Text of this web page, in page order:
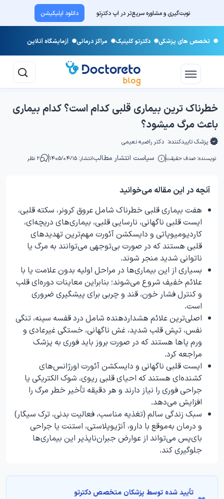
نوبت‌گیری و مشاوره سریع‌تر در اپ دکترِتو دانلود اپلیکیشن
تخصص های پزشکی دکترتو کلینیک مراکز درمانی آزمایشگاه آنلاین
خطرناک ترین بیماری قلبی کدام است؟ کدام بیماری
باعث مرگ میشود؟
پزشک تاییدکننده: دکتر راضیه نعیمی
نویسنده: صدف حقیقت سیاست انتشار مطالبانتشار: ۱۴۰۵/۰۴/۱۵ ۲ نظر
آنچه در این مقاله می‌خوانید
هفت بیماری قلبی خطرناک شامل عروق کرونر، سکته قلبی،
ایست قلبی ناگهانی، نارسایی قلبی، بیماری‌های دریچه‌ای،
کاردیومیوپاتی و دایسکشن آئورت مهم‌ترین تهدیدهای
قلبی هستند که در صورت بی‌توجهی می‌توانند به مرگ یا
ناتوانی شدید منجر شوند.
بسیاری از این بیماری‌ها در مراحل اولیه بدون علامت یا با
علائم خفیف شروع می‌شوند؛ بنابراین معاینات دوره‌ای قلب
و کنترل فشار خون، قند و چربی برای پیشگیری ضروری
است.
اصلی‌ترین علائم هشداردهنده شامل درد قفسه سینه، تنگی
نفس، تپش قلب شدید، غش ناگهانی، خستگی غیرعادی و
ورم پاها هستند که در صورت بروز باید فوری به پزشک
مراجعه کرد.
ایست قلبی ناگهانی و دایسکشن آئورت اورژانس‌های
کشنده‌ای هستند که احیای قلبی ریوی، شوک الکتریکی یا
جراحی فوری را نیاز دارند و هر دقیقه تأخیر خطر مرگ را
افزایش می‌دهد.
سبک زندگی سالم (تغذیه مناسب، فعالیت بدنی، ترک سیگار)
و درمان به‌موقع با دارو، آنژیوپلاستی، استنت یا جراحی
بای‌پس می‌تواند از عوارض جبران‌ناپذیر این بیماری‌ها
جلوگیری کند.
تأیید‌‌‌‌‌‌‌ شده توسط پزشکان متخصص دکترتو